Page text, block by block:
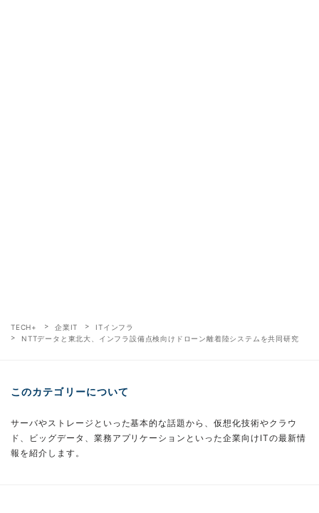
TECH+ 企業IT
ITインフラ
NTTデータと東北大、インフラ設備点検向けドローン離着陸システムを共同研究
このカテゴリーについて
サーバやストレージといった基本的な話題から、仮想化技術やクラウ
ド、ビッグデータ、業務アプリケーションといった企業向けITの最新情
報を紹介します。